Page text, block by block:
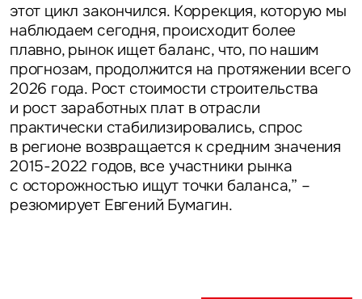
этот цикл закончился. Коррекция, которую мы
наблюдаем сегодня, происходит более
плавно, рынок ищет баланс, что, по нашим
прогнозам, продолжится на протяжении всего
2026 года. Рост стоимости строительства
и рост заработных плат в отрасли
практически стабилизировались, спрос
в регионе возвращается к средним значения
2015-2022 годов, все участники рынка
с осторожностью ищут точки баланса,” –
резюмирует Евгений Бумагин.